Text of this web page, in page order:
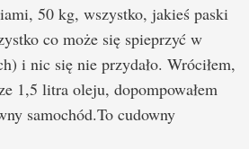
50 kg, wszystko, jakieś paski
co może się spieprzyć w
i nic się nie przydało. Wróciłem,
1,5 litra oleju, dopompowałem
samochód.To cudowny